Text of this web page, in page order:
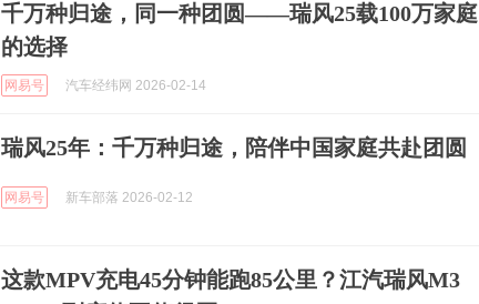
千万种归途，同一种团圆——瑞风25载100万家庭
的选择
网易号 汽车经纬网 2026-02-14
瑞风25年：千万种归途，陪伴中国家庭共赴团圆
网易号 新车部落 2026-02-12
这款MPV充电45分钟能跑85公里？江汽瑞风M3